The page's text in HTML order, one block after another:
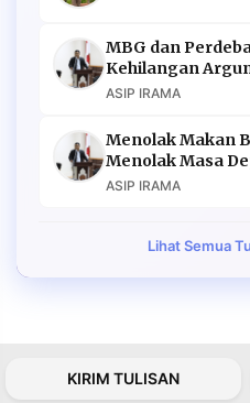
MBG dan
Kehilangan
ASIP IRAMA
Menolak Makan
Menolak Masa
ASIP IRAMA
Lihat Semua
KIRIM TULISAN